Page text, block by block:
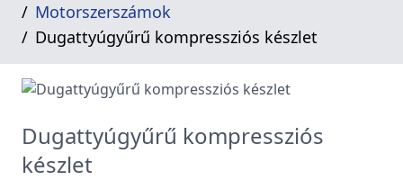
Motorszerszámok
Dugattyúgyűrű kompressziós készlet
Dugattyúgyűrű kompressziós
készlet